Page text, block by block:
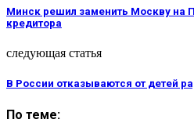
Минск решил заменить Москву на
кредитора
следующая статья
В России отказываются от детей
По теме: